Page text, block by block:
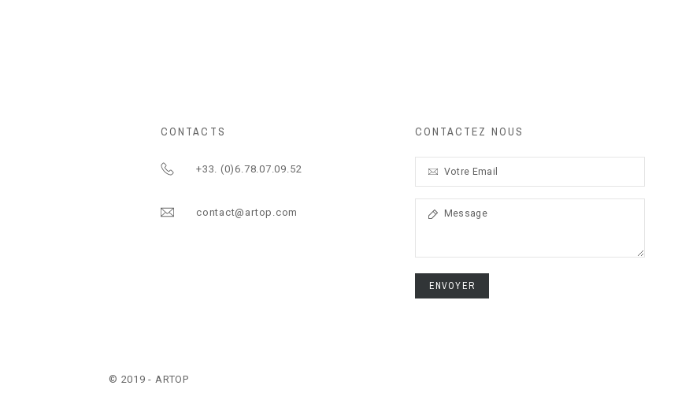
CONTACTS
+33. (0)6.78.07.09.52
contact@artop.com
CONTACTEZ NOUS
ENVOYER
© 2019 - ARTOP